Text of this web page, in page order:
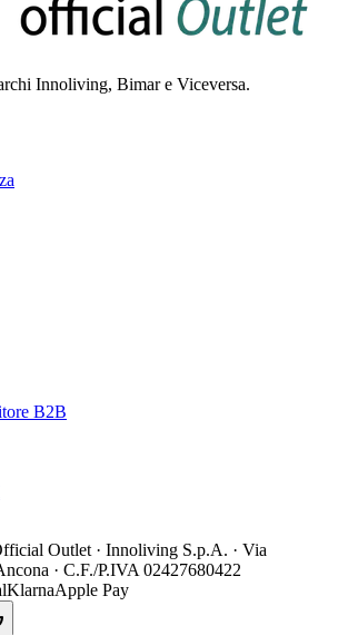
Innoliving, Bimar e Viceversa.
B2B
Outlet · Innoliving S.p.A. · Via
· C.F./P.IVA 02427680422
KlarnaApple Pay